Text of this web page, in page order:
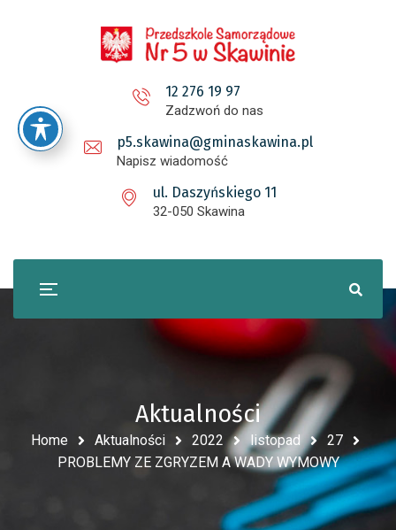
12 276 19 97
Zadzwoń do nas
p5.skawina@gminaskawina.pl
Napisz wiadomość
ul. Daszyńskiego 11
32-050 Skawina
Aktualności
Home Aktualności 2022 listopad
27
PROBLEMY ZE ZGRYZEM A WADY WYMOWY